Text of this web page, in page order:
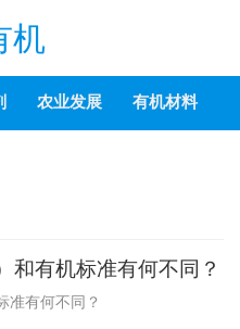
机
农业发展 有机材料
有机标准有何不同？
准有何不同？